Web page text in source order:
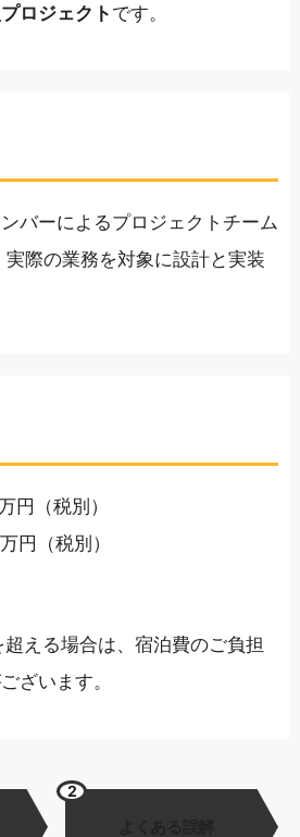
ロジェクト です。
バーによるプロジェクトチーム
際の業務を対象に設計と実装
（税別）
（税別）
える場合は、宿泊費のご負担
ざいます。
2